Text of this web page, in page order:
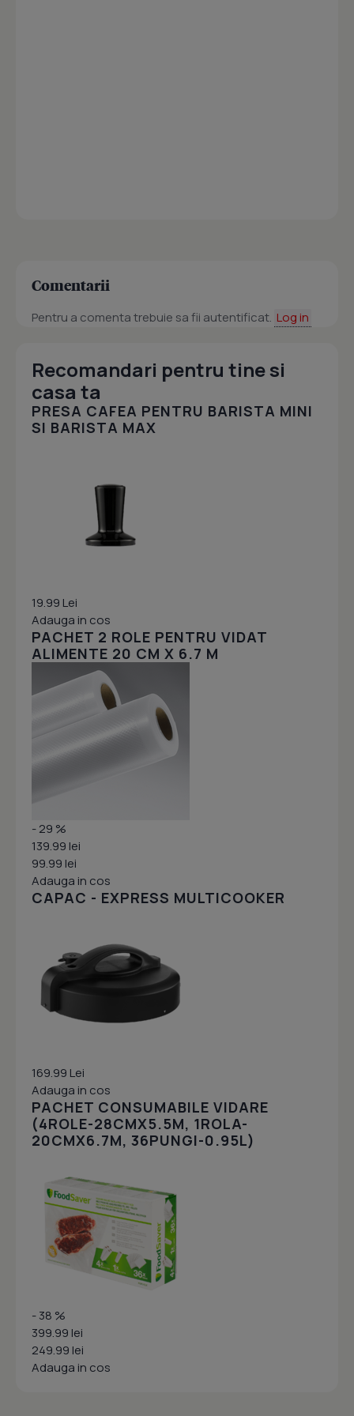
Comentarii
Pentru a comenta trebuie sa fii autentificat. Log in
Recomandari pentru tine si
casa ta
PRESA CAFEA PENTRU BARISTA MINI
SI BARISTA MAX
19.99 Lei
Adauga in cos
PACHET 2 ROLE PENTRU VIDAT
ALIMENTE 20 CM X 6.7 M
- 29 %
139.99 lei
99.99 lei
Adauga in cos
CAPAC - EXPRESS MULTICOOKER
169.99 Lei
Adauga in cos
PACHET CONSUMABILE VIDARE
(4ROLE-28CMX5.5M, 1ROLA-
20CMX6.7M, 36PUNGI-0.95L)
- 38 %
399.99 lei
249.99 lei
Adauga in cos